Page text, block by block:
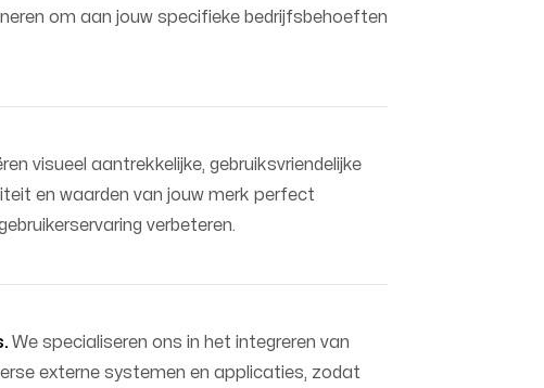
om aan jouw specifieke bedrijfsbehoeften
visueel aantrekkelijke, gebruiksvriendelijke
en waarden van jouw merk perfect
verbeteren.
We specialiseren ons in het integreren van
externe systemen en applicaties, zodat